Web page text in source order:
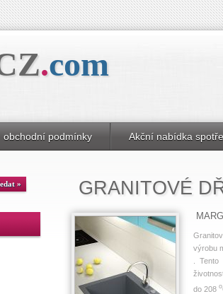
.com
obchodní podmínky Akční nabídka
GRANITOVÉ
výrobu
Tento
do 208 o